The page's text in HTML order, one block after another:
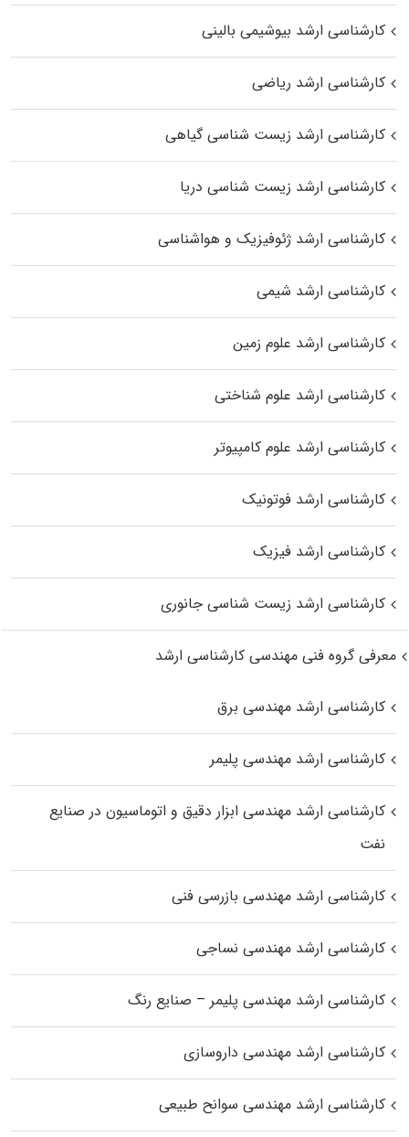
کارشناسی ارشد بیوشیمی بالینی
کارشناسی ارشد ریاضی
کارشناسی ارشد زیست‌ شناسی گیاهی
کارشناسی ارشد زیست‌ شناسی دریا
کارشناسی ارشد ژئوفیزیک و هواشناسی
کارشناسی ارشد شیمی
کارشناسی ارشد علوم زمین
کارشناسی ارشد علوم شناختی
کارشناسی ارشد علوم کامپیوتر
کارشناسی ارشد فوتونیک
کارشناسی ارشد فیزیک
کارشناسی ارشد زیست‌ شناسی جانوری
معرفی گروه فنی مهندسی کارشناسی ارشد
کارشناسی ارشد مهندسی برق
کارشناسی ارشد مهندسی پلیمر
کارشناسی ارشد مهندسی ابزار دقیق و اتوماسیون در صنایع
نفت
کارشناسی ارشد مهندسی بازرسی فنی
کارشناسی ارشد مهندسی نساجی
کارشناسی ارشد مهندسی پلیمر – صنایع رنگ
کارشناسی ارشد مهندسی داروسازی
کارشناسی ارشد مهندسی سوانح طبیعی